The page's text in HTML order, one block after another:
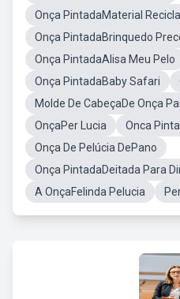
Onça PintadaMaterial
Onça PintadaBrinquedo
Onça PintadaAlisa Meu Pelo
Onça PintadaBaby Safari
Molde De CabeçaDe Onça
OnçaPer Lucia
Onca
Onça De Pelúcia DePano
Onça PintadaDeitada Para
A OnçaFelinda Pelucia